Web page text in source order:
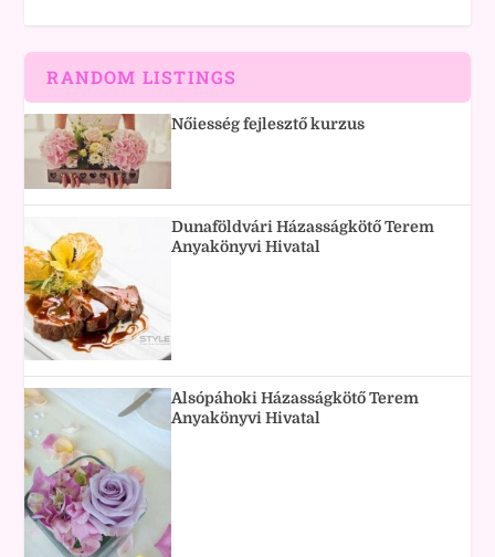
RANDOM LISTINGS
Nőiesség fejlesztő kurzus
Dunaföldvári Házasságkötő Terem
Anyakönyvi Hivatal
Alsópáhoki Házasságkötő Terem
Anyakönyvi Hivatal